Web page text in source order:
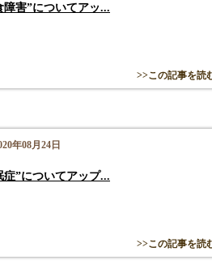
害”についてアッ...
>>この記事を読
年08月24日
”についてアップ...
>>この記事を読